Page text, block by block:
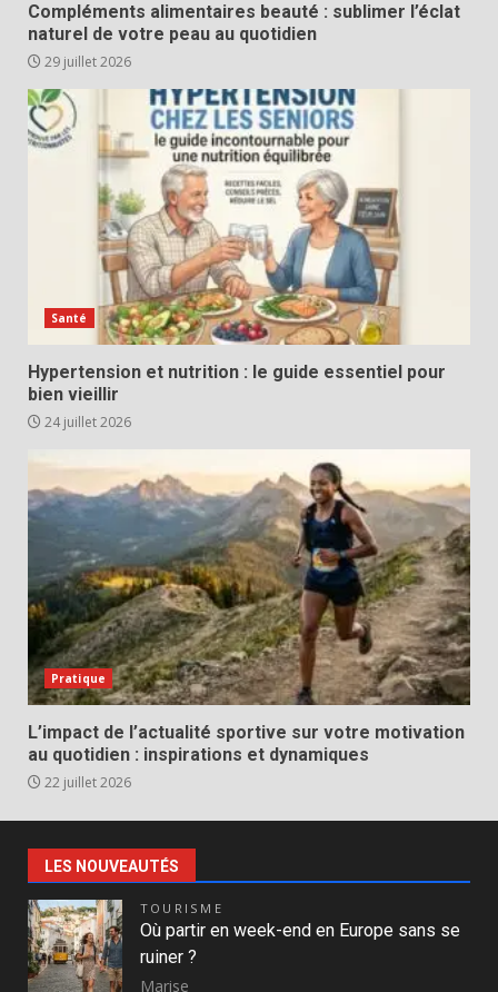
Compléments alimentaires beauté : sublimer l’éclat
naturel de votre peau au quotidien
29 juillet 2026
Santé
Hypertension et nutrition : le guide essentiel pour
bien vieillir
24 juillet 2026
Pratique
L’impact de l’actualité sportive sur votre motivation
au quotidien : inspirations et dynamiques
22 juillet 2026
LES NOUVEAUTÉS
TOURISME
Où partir en week-end en Europe sans se
ruiner ?
Marise